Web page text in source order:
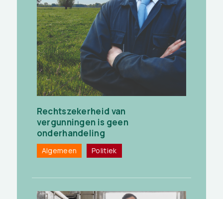
Rechtszekerheid van
vergunningen is geen
onderhandeling
Algemeen Politiek